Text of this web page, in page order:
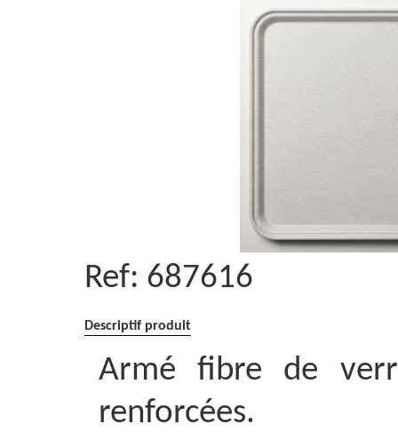
Ref: 687616
Descriptif produit
Armé fibre de
renforcées.